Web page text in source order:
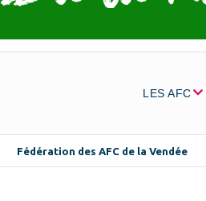
LES AFC
Fédération des AFC de la Vendée